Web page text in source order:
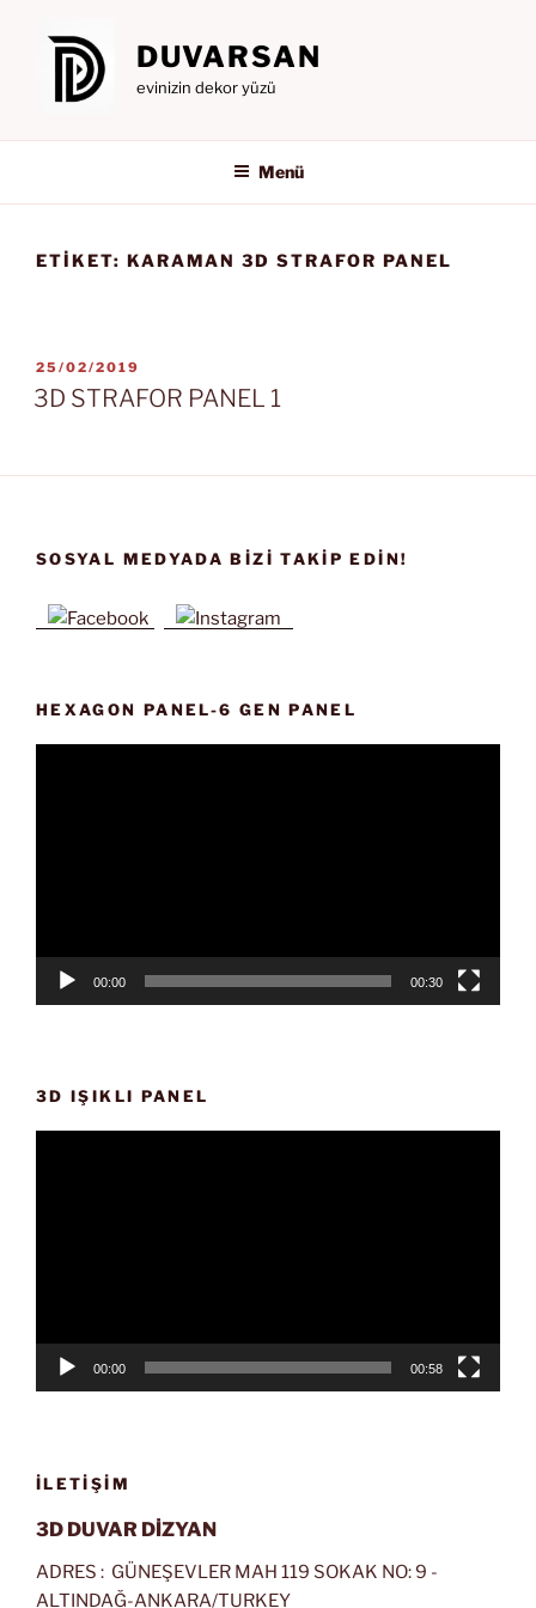
DUVARSAN
evinizin dekor yüzü
Menü
ETIKET: KARAMAN 3D STRAFOR PANEL
YAYIM
TARIHI
25/02/2019
3D STRAFOR PANEL 1
SOSYAL MEDYADA BIZI TAKIP EDIN!
HEXAGON PANEL-6 GEN PANEL
00:00 00:30
3D IŞIKLI PANEL
00:00 00:58
İLETIŞIM
3D DUVAR DİZYAN
ADRES : GÜNEŞEVLER MAH 119 SOKAK NO: 9 -
ALTINDAĞ-ANKARA/TURKEY